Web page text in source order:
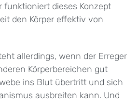
funktioniert dieses Konzept
den Körper effektiv von
allerdings, wenn der Erreger
Körperbereichen gut
ins Blut übertritt und sich
ausbreiten kann. Und